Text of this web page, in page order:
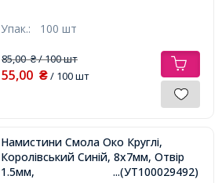
Упак.: 100 шт
85,00₴/ 100 шт
55,00 ₴/ 100 шт
Намистини Смола Око Круглі,
Королівський Синій, 8х7мм, Отвір
1.5мм,
...(УТ100029492)